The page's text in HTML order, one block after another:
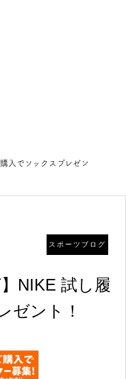
入でソックスプレゼン
スポーツブログ
NIKE 試し履
ゼント！